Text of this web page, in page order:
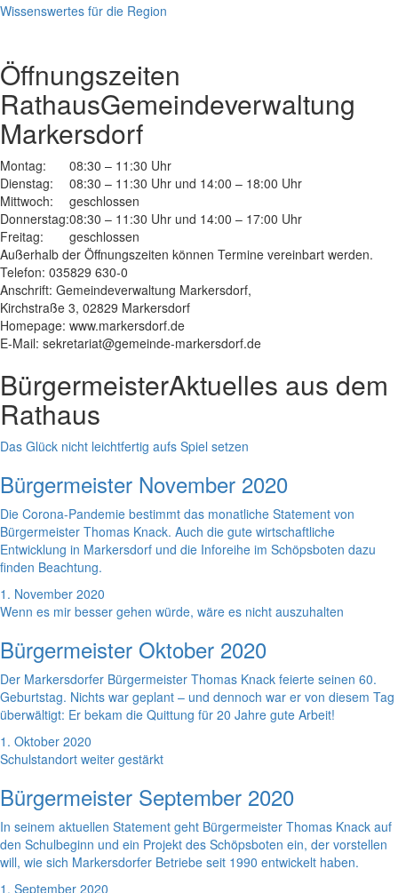
Wissenswertes für die Region
Öffnungszeiten
RathausGemeindeverwaltung
Markersdorf
Montag:
08:30 – 11:30 Uhr
Dienstag:
08:30 – 11:30 Uhr und 14:00 – 18:00 Uhr
Mittwoch:
geschlossen
Donnerstag:08:30 – 11:30 Uhr und 14:00 – 17:00 Uhr
Freitag:
geschlossen
Außerhalb der Öffnungszeiten können Termine vereinbart werden.
Telefon: 035829 630-0
Anschrift: Gemeindeverwaltung Markersdorf,
Kirchstraße 3, 02829 Markersdorf
Homepage: www.markersdorf.de
E-Mail: sekretariat@gemeinde-markersdorf.de
BürgermeisterAktuelles aus dem
Rathaus
Das Glück nicht leichtfertig aufs Spiel setzen
Bürgermeister November 2020
Die Corona-Pandemie bestimmt das monatliche Statement von
Bürgermeister Thomas Knack. Auch die gute wirtschaftliche
Entwicklung in Markersdorf und die Inforeihe im Schöpsboten dazu
finden Beachtung.
1. November 2020
Wenn es mir besser gehen würde, wäre es nicht auszuhalten
Bürgermeister Oktober 2020
Der Markersdorfer Bürgermeister Thomas Knack feierte seinen 60.
Geburtstag. Nichts war geplant – und dennoch war er von diesem Tag
überwältigt: Er bekam die Quittung für 20 Jahre gute Arbeit!
1. Oktober 2020
Schulstandort weiter gestärkt
Bürgermeister September 2020
In seinem aktuellen Statement geht Bürgermeister Thomas Knack auf
den Schulbeginn und ein Projekt des Schöpsboten ein, der vorstellen
will, wie sich Markersdorfer Betriebe seit 1990 entwickelt haben.
1. September 2020